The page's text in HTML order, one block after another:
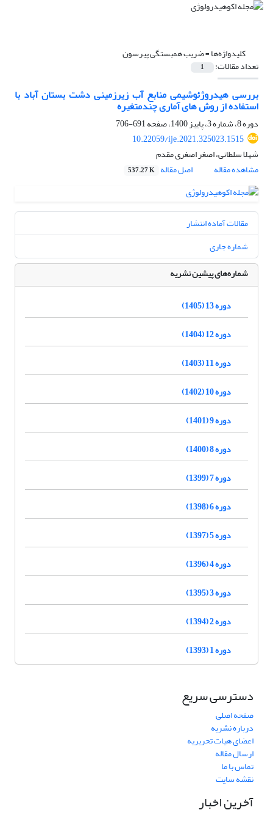
کلیدواژه‌ها =ضریب همبستگی پیرسون
تعداد مقالات: 1
بررسی هیدروژئوشیمی منابع آب ‏زیرزمینی دشت بستان‏ آباد با
استفاده از روش‏ های آماری چندمتغیره
دوره 8، شماره 3، پاییز 1400، صفحه
691-706
10.22059/ije.2021.325023.1515
شهلا سلطانی، اصغر اصغری مقدم
مشاهده مقاله
اصل مقاله 537.27 K
مقالات آماده انتشار
شماره جاری
شماره‌های پیشین نشریه
دوره 13 (1405)
دوره 12 (1404)
دوره 11 (1403)
دوره 10 (1402)
دوره 9 (1401)
دوره 8 (1400)
دوره 7 (1399)
دوره 6 (1398)
دوره 5 (1397)
دوره 4 (1396)
دوره 3 (1395)
دوره 2 (1394)
دوره 1 (1393)
دسترسی سریع
صفحه اصلی
درباره نشریه
اعضای هیات تحریریه
ارسال مقاله
تماس با ما
نقشه سایت
آخرین اخبار